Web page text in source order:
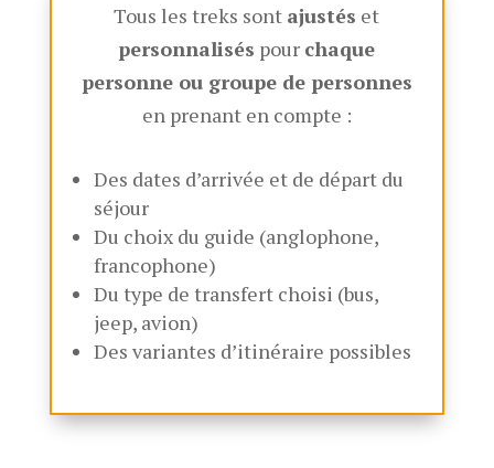
Tous les treks sont ajustés et
personnalisés pour chaque
personne ou groupe de personnes
en prenant en compte :
Des dates d’arrivée et de départ du
séjour
Du choix du guide (anglophone,
francophone)
Du type de transfert choisi (bus,
jeep, avion)
Des variantes d’itinéraire possibles